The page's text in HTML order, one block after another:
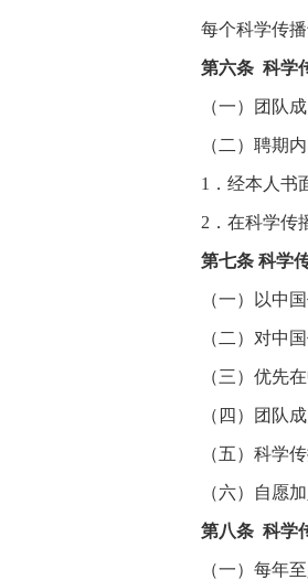
每个科学传
第六条 科学
（一）团队
（二）聘期
1．经本人书
2．在科学传
第七条 科学
（一）以中
（二）对中
（三）优先
（四）团队
（五）科学
（六）自愿
第八条 科学
（一）每年